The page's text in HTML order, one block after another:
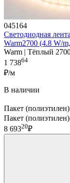
045164
Светодиодная
Warm2700 (4.8 W/
Warm | Тёплый
1 73864
₽/м
В наличии
Пакет
Пакет
8 69320₽